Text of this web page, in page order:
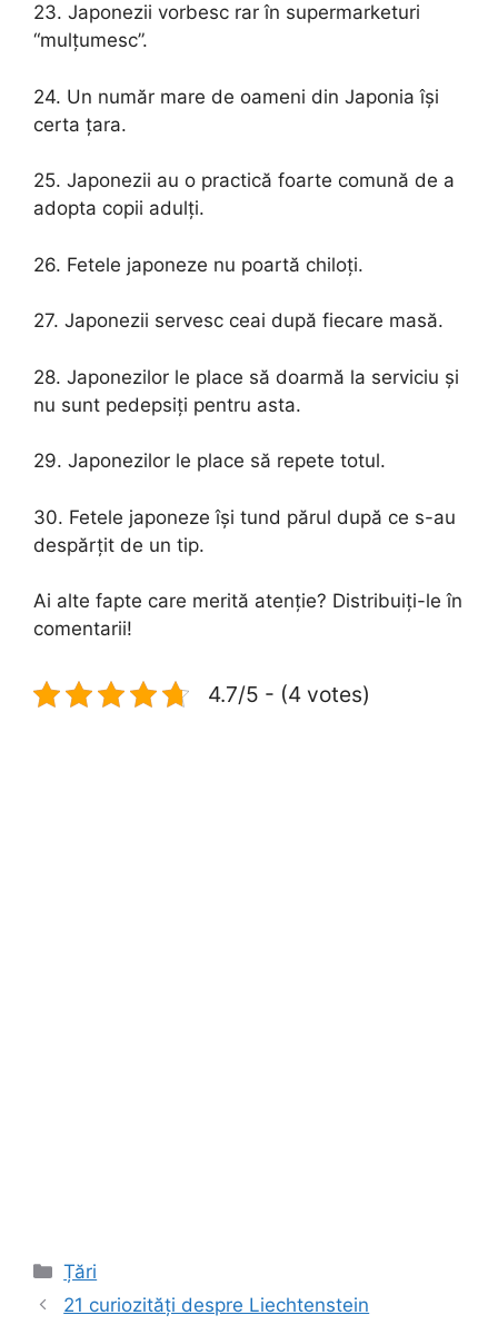
23. Japonezii vorbesc rar în supermarketuri
“mulțumesc”.
24. Un număr mare de oameni din Japonia își
certa țara.
25. Japonezii au o practică foarte comună de a
adopta copii adulți.
26. Fetele japoneze nu poartă chiloți.
27. Japonezii servesc ceai după fiecare masă.
28. Japonezilor le place să doarmă la serviciu și
nu sunt pedepsiți pentru asta.
29. Japonezilor le place să repete totul.
30. Fetele japoneze își tund părul după ce s-au
despărțit de un tip.
Ai alte fapte care merită atenție? Distribuiți-le în
comentarii!
4.7/5 - (4 votes)
Categorii
Țări
21 curiozități despre Liechtenstein